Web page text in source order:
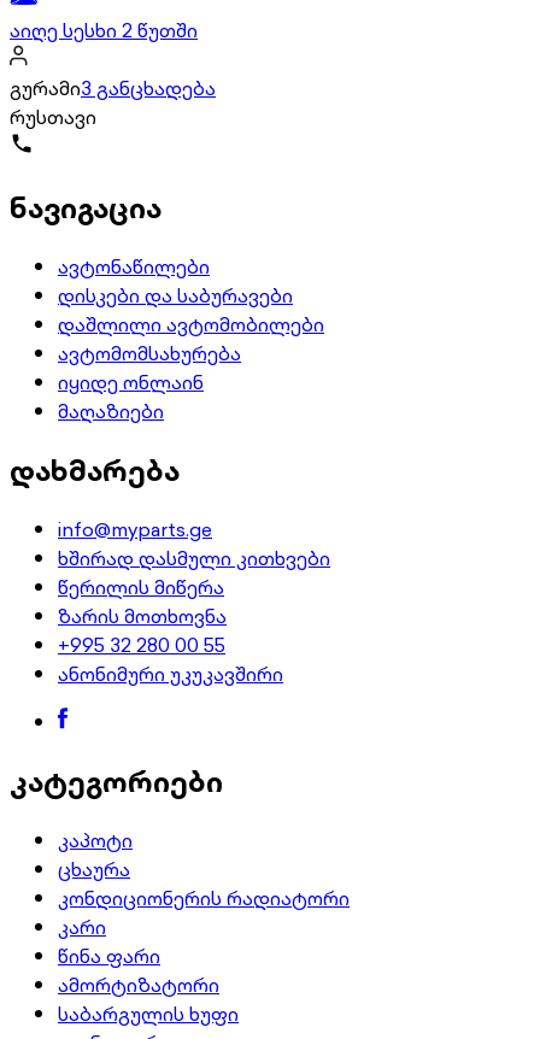
აიღე სესხი 2 წუთში
გურამი3 განცხადება
რუსთავი
ნავიგაცია
ავტონაწილები
დისკები და საბურავები
დაშლილი ავტომობილები
ავტომომსახურება
იყიდე ონლაინ
მაღაზიები
დახმარება
info@myparts.ge
ხშირად დასმული კითხვები
წერილის მიწერა
ზარის მოთხოვნა
+995 32 280 00 55
ანონიმური უკუკავშირი
კატეგორიები
კაპოტი
ცხაურა
კონდიციონერის რადიატორი
კარი
წინა ფარი
ამორტიზატორი
საბარგულის ხუფი